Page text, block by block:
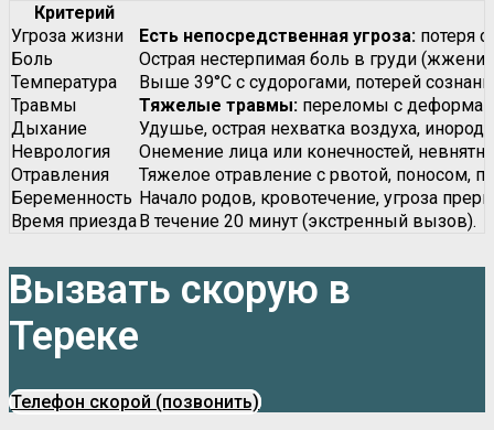
Критерий
Угроза жизни
Есть непосредственная угроза: потеря
Боль
Острая нестерпимая боль в груди
Температура
Выше 39°C с судорогами, потерей
Травмы
Тяжелые травмы: переломы с
Дыхание
Удушье, острая нехватка воздуха,
Неврология
Онемение лица или конечностей,
Отравления
Тяжелое отравление с рвотой, поносом,
Беременность Начало родов, кровотечение, угроза
Время приездаВ течение 20 минут (экстренный вызов).
Вызвать скорую в
Тереке
Телефон скорой (позвонить)